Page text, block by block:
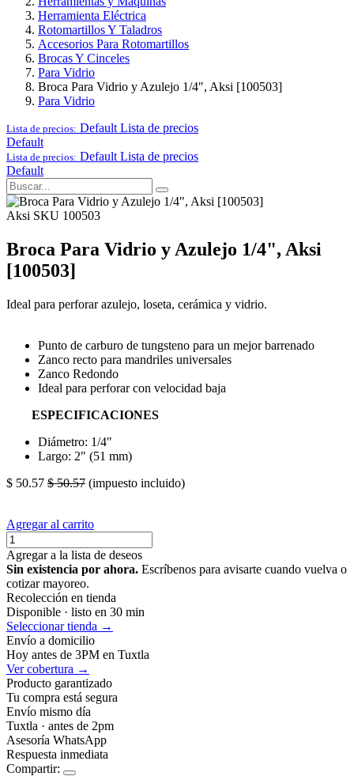
Herramienta Eléctrica
Rotomartillos Y Taladros
Accesorios Para Rotomartillos
Brocas Y Cinceles
Para Vidrio
Broca Para Vidrio y Azulejo 1/4", Aksi [100503]
Para Vidrio
Lista de precios: Default Lista de precios
Default
Lista de precios: Default Lista de precios
Default
Aksi SKU 100503
Broca Para Vidrio y Azulejo 1/4", Aksi
[100503]
Ideal para perforar azulejo, loseta, cerámica y vidrio.
Punto de carburo de tungsteno para un mejor barrenado
Zanco recto para mandriles universales
Zanco Redondo
Ideal para perforar con velocidad baja
ESPECIFICACIONES
Diámetro: 1/4"
Largo: 2" (51 mm)
$ 50.57 $50.57 (impuesto incluido)
Agregar al carrito
Agregar a la lista de deseos
Sin existencia por ahora. Escríbenos para avisarte cuando vuelva o
cotizar mayoreo.
Recolección en tienda
Disponible · listo en 30 min
Seleccionar tienda →
Envío a domicilio
Hoy antes de 3PM en Tuxtla
Ver cobertura →
Producto garantizado
Tu compra está segura
Envío mismo día
Tuxtla · antes de 2pm
Asesoría WhatsApp
Respuesta inmediata
Compartir: